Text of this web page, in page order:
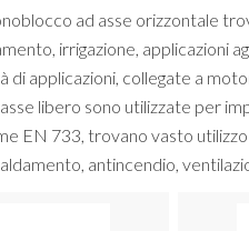
ad asse orizzontale
irrigazione, applicazioni
di applicazioni, collegate a
libero sono utilizzate per
EN 733, trovano vasto
antincendio,